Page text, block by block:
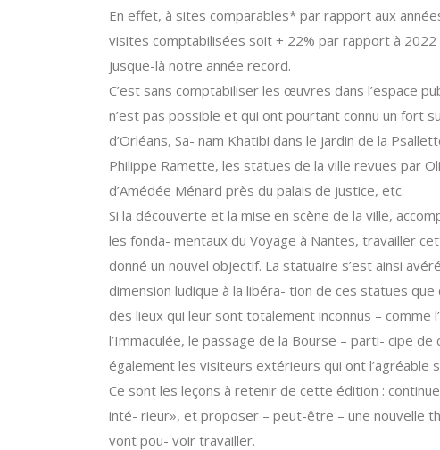
En effet, à sites comparables* par rapport aux
visites comptabilisées soit + 22% par rapport à
jusque-là notre année record.
C’est sans comptabiliser les œuvres dans l’espace
n’est pas possible et qui ont pourtant connu un fort
d’Orléans, Sa- nam Khatibi dans le jardin de la
Philippe Ramette, les statues de la ville revues par
d’Amédée Ménard près du palais de justice, etc.
Si la découverte et la mise en scène de la ville,
les fonda- mentaux du Voyage à Nantes, travailler
donné un nouvel objectif. La statuaire s’est ainsi
dimension ludique à la libéra- tion de ces statues
des lieux qui leur sont totalement inconnus – comme
l’Immaculée, le passage de la Bourse – parti- cipe
également les visiteurs extérieurs qui ont l’agréable
Ce sont les leçons à retenir de cette édition :
inté- rieur», et proposer – peut-être – une nouvelle
vont pou- voir travailler.